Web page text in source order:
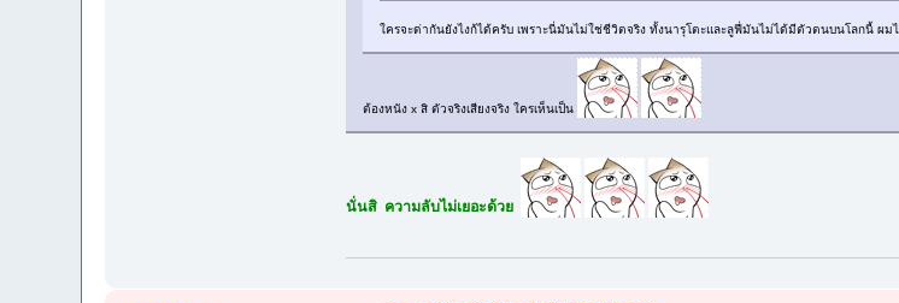
ใครจะด่ากันยังไงก้ได้ครับ เพราะนี่มันไม่ใช่ชีวิตจริง ทั้งนารุโตะและลูฟี่มันไม่ได้มีตัวตนบนโลกนี้ ผ
ต้องหนัง x สิ ตัวจริงเสียงจริง ใครเห็นเป็น
นั่นสิ ความลับไม่เยอะด้วย